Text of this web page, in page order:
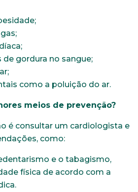
de gordura no sangue;
como a poluição do ar.
meios de prevenção?
é consultar um cardiologista e
como:
e o tabagismo,
física de acordo com a